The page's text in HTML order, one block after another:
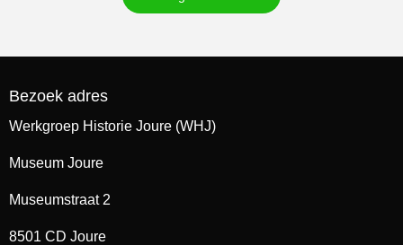
Bezoek adres
Werkgroep Historie Joure (WHJ)
Museum Joure
Museumstraat 2
8501 CD Joure